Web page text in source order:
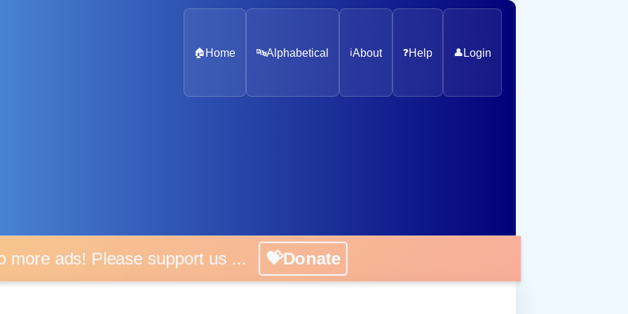
🏠 Home 🔤Alphabetical ℹ️About ❓Help 👤 Login
ads! Please support us ... 💝Donate